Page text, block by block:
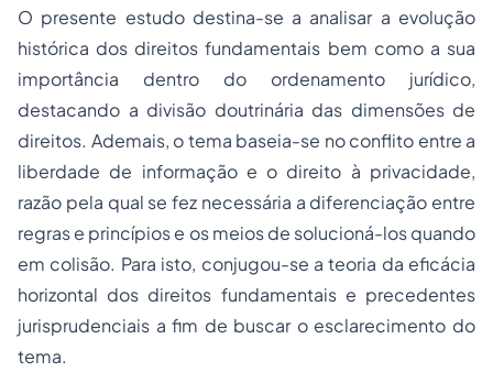
O presente estudo destina-se a analisar a evolução
histórica dos direitos fundamentais bem como a sua
importância dentro do ordenamento jurídico,
destacando a divisão doutrinária das dimensões de
direitos. Ademais, o tema baseia-se no conflito entre a
liberdade de informação e o direito à privacidade,
razão pela qual se fez necessária a diferenciação entre
regras e princípios e os meios de solucioná-los quando
em colisão. Para isto, conjugou-se a teoria da eficácia
horizontal dos direitos fundamentais e precedentes
jurisprudenciais a fim de buscar o esclarecimento do
tema.